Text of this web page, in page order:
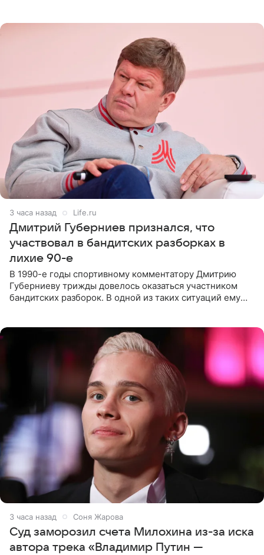
3 часа назад Life.ru
Дмитрий Губерниев признался, что
участвовал в бандитских разборках в
лихие 90-е
В 1990-е годы спортивному комментатору Дмитрию
Губерниеву трижды довелось оказаться участником
бандитских разборок. В одной из таких ситуаций ему
3 часа назад Соня Жарова
Суд заморозил счета Милохина из-за иска
автора трека «Владимир Путин —